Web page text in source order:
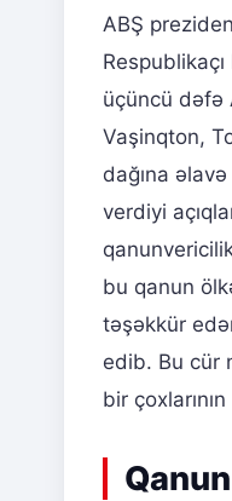
ABŞ
üçüncü dəfə
Vaşinqton,
dağına
verdiyi
bu qanun
təşəkkür
edib. Bu cür
bir